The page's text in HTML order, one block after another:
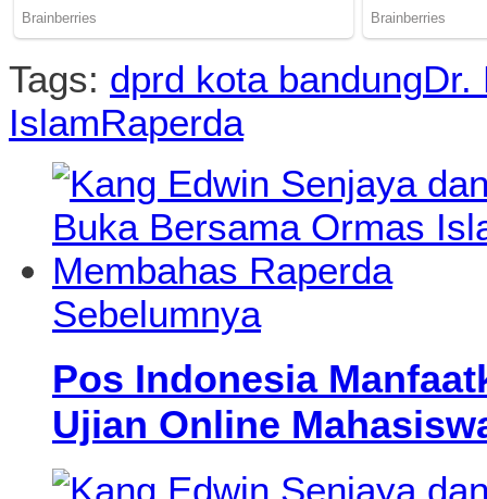
Tags: dprd kota bandungDr.
IslamRaperda
Sebelumnya
Pos Indonesia
Ujian Online